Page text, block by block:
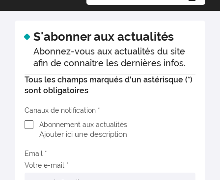
S'abonner aux actualités
Abonnez-vous aux actualités du site
afin de connaître les dernières infos.
Tous les champs marqués d'un astérisque (*)
sont obligatoires
Canaux de notification
Abonnement aux actualités
Ajouter ici une description
Email
Votre e-mail